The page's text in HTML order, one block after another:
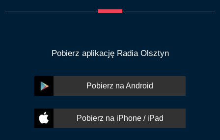
Pobierz aplikację Radia Olsztyn
Pobierz na Android
Pobierz na iPhone / iPad